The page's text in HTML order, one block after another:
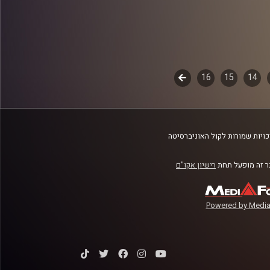
14
15
16
לשלב
שמורות לקול האוניברסיטה
זה מופעל תחת רישיון אקו"ם
Powered by